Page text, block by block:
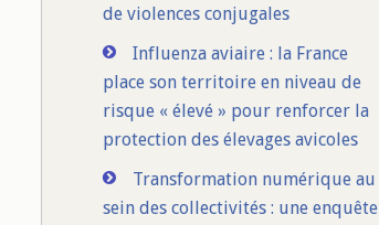
de violences conjugales
Influenza aviaire : la France
place son territoire en niveau de
risque « élevé » pour renforcer la
protection des élevages avicoles
Transformation numérique au
sein des collectivités : une enquête